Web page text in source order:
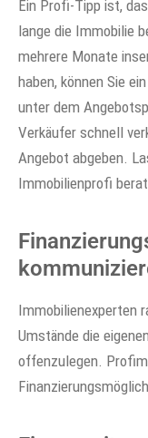
Ein Profi-Tipp ist,
lange die Immobilie
mehrere Monate
haben, können Sie
unter dem
Verkäufer schnell
Angebot abgeben.
Immobilienprofi
Immobilienexperten
Umstände die
offenzulegen.